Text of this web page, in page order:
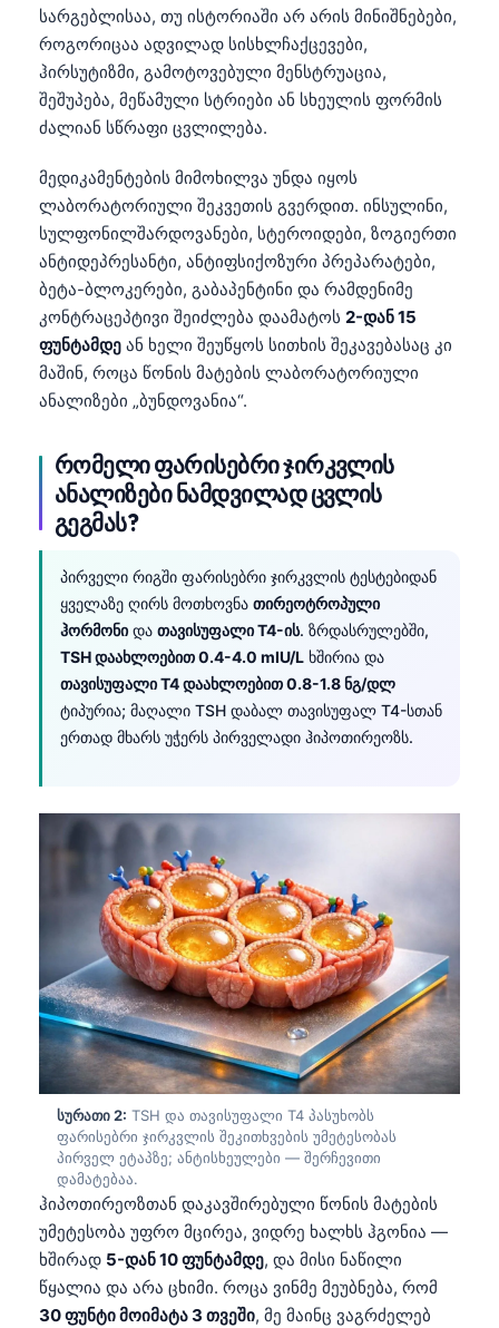
სარგებლისაა, თუ ისტორიაში არ არის მინიშნებები,
როგორიცაა ადვილად სისხლჩაქცევები,
ჰირსუტიზმი, გამოტოვებული მენსტრუაცია,
შეშუპება, მეწამული სტრიები ან სხეულის ფორმის
ძალიან სწრაფი ცვლილება.
მედიკამენტების მიმოხილვა უნდა იყოს
ლაბორატორიული შეკვეთის გვერდით. ინსულინი,
სულფონილშარდოვანები, სტეროიდები, ზოგიერთი
ანტიდეპრესანტი, ანტიფსიქოზური პრეპარატები,
ბეტა-ბლოკერები, გაბაპენტინი და რამდენიმე
კონტრაცეპტივი შეიძლება დაამატოს 2-დან 15
ფუნტამდე ან ხელი შეუწყოს სითხის შეკავებასაც კი
მაშინ, როცა წონის მატების ლაბორატორიული
ანალიზები „ბუნდოვანია“.
რომელი ფარისებრი ჯირკვლის
ანალიზები ნამდვილად ცვლის
გეგმას?
პირველი რიგში ფარისებრი ჯირკვლის ტესტებიდან
ყველაზე ღირს მოთხოვნა თირეოტროპული
ჰორმონი და თავისუფალი T4-ის. ზრდასრულებში,
TSH დაახლოებით 0.4-4.0 mIU/L ხშირია და
თავისუფალი T4 დაახლოებით 0.8-1.8 ნგ/დლ
ტიპურია; მაღალი TSH დაბალ თავისუფალ T4-სთან
ერთად მხარს უჭერს პირველადი ჰიპოთირეოზს.
სურათი 2: TSH და თავისუფალი T4 პასუხობს
ფარისებრი ჯირკვლის შეკითხვების უმეტესობას
პირველ ეტაპზე; ანტისხეულები — შერჩევითი
დამატებაა.
ჰიპოთირეოზთან დაკავშირებული წონის მატების
უმეტესობა უფრო მცირეა, ვიდრე ხალხს ჰგონია —
ხშირად 5-დან 10 ფუნტამდე, და მისი ნაწილი
წყალია და არა ცხიმი. როცა ვინმე მეუბნება, რომ
30 ფუნტი მოიმატა 3 თვეში, მე მაინც ვაგრძელებ